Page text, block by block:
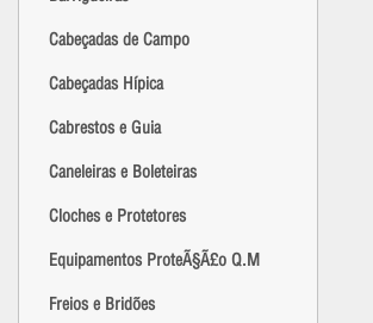
Cabeçadas de Campo
Cabeçadas Hípica
Cabrestos e Guia
Caneleiras e Boleteiras
Cloches e Protetores
Equipamentos ProteÃ§Ã£o Q.M
Freios e Bridões